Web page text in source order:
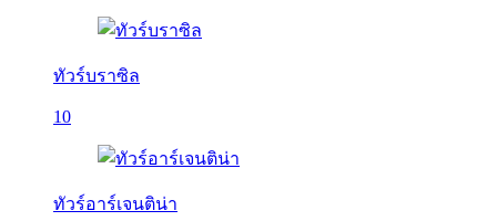
ทัวร์บราซิล
10
ทัวร์อาร์เจนติน่า